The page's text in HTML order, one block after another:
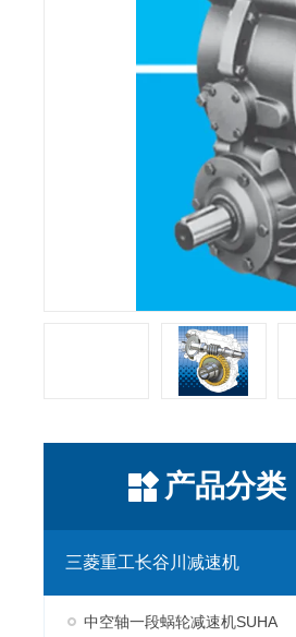
产品分类
三菱重工长谷川减速机
中空轴一段蜗轮减速机SUHA